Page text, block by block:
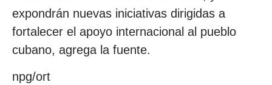
expondrán nuevas iniciativas dirigidas a
fortalecer el apoyo internacional al pueblo
cubano, agrega la fuente.
npg/ort